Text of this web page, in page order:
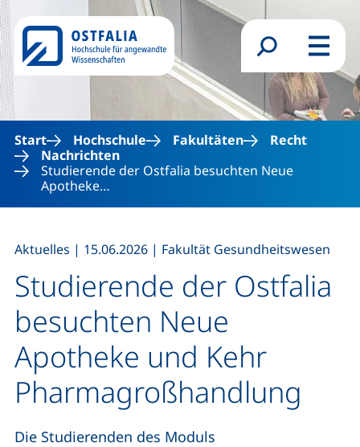
Direkt zum Inhalt
Suchformular
Menü
Start Hochschule Fakultäten
Recht
Nachrichten
Studierende der Ostfalia besuchten Neue
Apotheke…
Studierende der Ostfalia
besuchten Neue
Apotheke und Kehr
Pharmagroßhandlung
Aktuelles | 15.06.2026 | Fakultät Gesundheitswesen
Die Studierenden des Moduls